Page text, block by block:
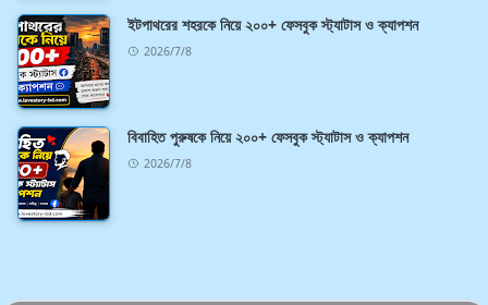
ইটপাথরের শহরকে নিয়ে ২০০+ ফেসবুক স্ট্যাটাস ও ক্যাপশন
2026/7/8
বিবাহিত পুরুষকে নিয়ে ২০০+ ফেসবুক স্ট্যাটাস ও ক্যাপশন
2026/7/8